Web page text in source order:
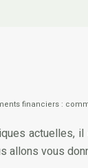
financiers :
actuelles,
allons vous